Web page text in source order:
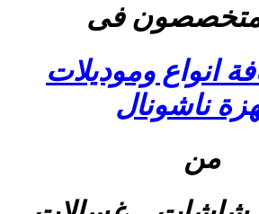
فى
انواع وموديلات
ناشونال
من